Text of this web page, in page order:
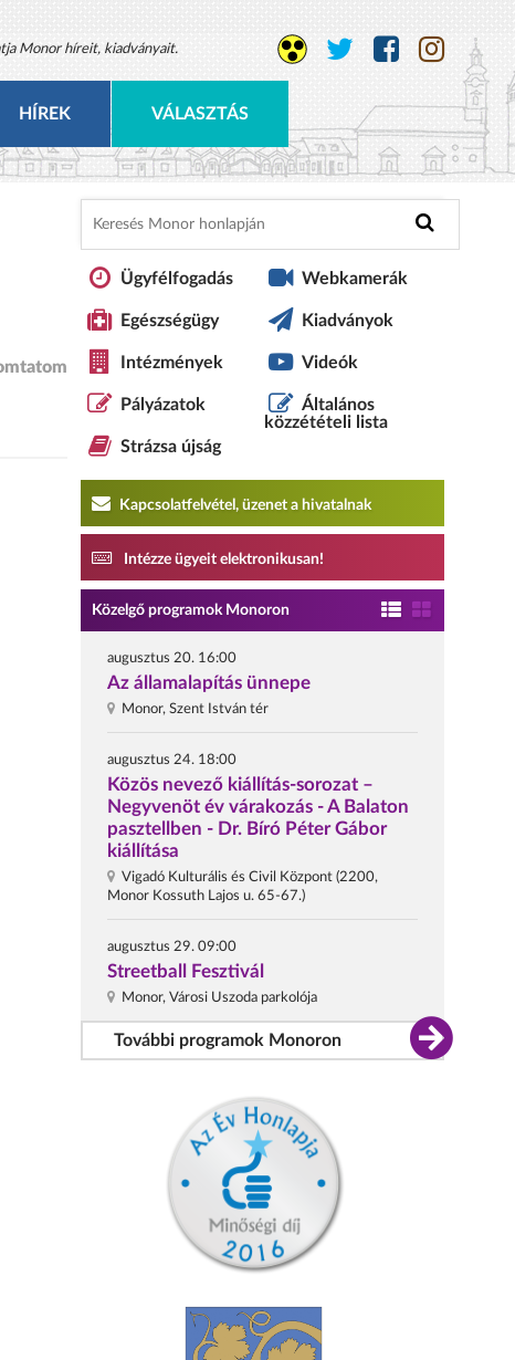
Monor híreit, kiadványait.
HÍREK VÁLASZTÁS
Ügyfélfogadás
Egészségügy
Intézmények
Pályázatok
Strázsa újság
Webkamerák
Kiadványok
Videók
Általános
közzétételi lista
Kapcsolatfelvétel, üzenet a hivatalnak
Intézze ügyeit elektronikusan!
Közelgő programok Monoron
augusztus 20. 16:00
Az államalapítás ünnepe
Monor, Szent István tér
augusztus 24. 18:00
Közös nevező kiállítás-sorozat –
Negyvenöt év várakozás - A Balaton
pasztellben - Dr. Bíró Péter Gábor
kiállítása
Vigadó Kulturális és Civil Központ (2200,
Monor Kossuth Lajos u. 65-67.)
augusztus 29. 09:00
Streetball Fesztivál
Monor, Városi Uszoda parkolója
További programok Monoron